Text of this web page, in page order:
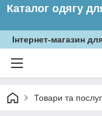
Каталог одягу
Інтернет-магазин
Товари та